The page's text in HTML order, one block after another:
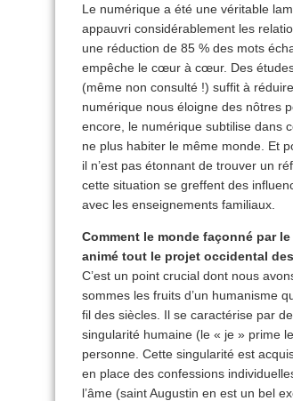
Le numérique a été une véritable
appauvri considérablement les
une réduction de 85 % des mots
empêche le cœur à cœur. Des
(même non consulté !) suffit à
numérique nous éloigne des nôtres
encore, le numérique subtilise dans
ne plus habiter le même monde. Et
il n’est pas étonnant de trouver un
cette situation se greffent des
avec les enseignements familiaux.
Comment le monde façonné par
animé tout le projet occidental
C’est un point crucial dont nous
sommes les fruits d’un humanisme
fil des siècles. Il se caractérise par
singularité humaine (le « je » prime
personne. Cette singularité est
en place des confessions
l’âme (saint Augustin en est un bel